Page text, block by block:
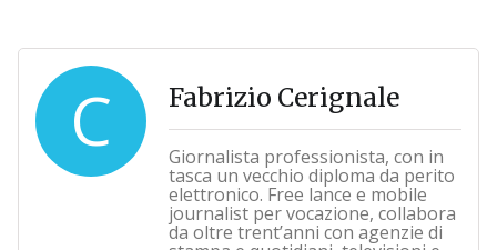
C Fabrizio Cerignale
Giornalista professionista, con in
tasca un vecchio diploma da perito
elettronico. Free lance e mobile
journalist per vocazione, collabora
da oltre trent’anni con agenzie di